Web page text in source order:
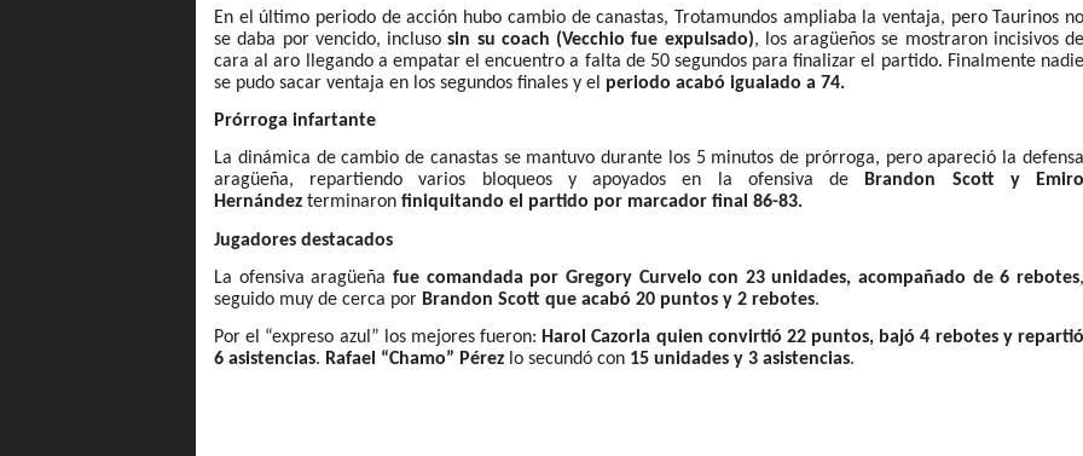
En el último periodo de acción hubo cambio de canastas, Trotamundos ampliaba la ventaja, pero Taurinos no
se daba por vencido, inclusosin su coach (Vecchio fue expulsado), los aragüeños se mostraron incisivos de
cara al aro llegando a empatar el encuentro a falta de 50 segundos para finalizar el partido. Finalmente nadie
se pudo sacar ventaja en los segundos finales y el periodo acabó igualado a 74.
Prórroga infartante
La dinámica de cambio de canastas se mantuvo durante los 5 minutos de prórroga, pero apareció la defensa
aragüeña, repartiendo varios bloqueos y apoyados en la ofensiva de Brandon Scott y Emiro
Hernández terminaron finiquitando el partido por marcador final 86-83.
Jugadores destacados
La ofensiva aragüeña fue comandada por Gregory Curvelo con 23 unidades, acompañado de 6 rebotes,
seguido muy de cerca por Brandon Scott que acabó 20 puntos y 2 rebotes.
Por el “expreso azul” los mejores fueron:Harol Cazorla quien convirtió 22 puntos, bajó 4 rebotes y repartió
6 asistencias. Rafael “Chamo” Pérez lo secundó con 15 unidades y 3 asistencias.